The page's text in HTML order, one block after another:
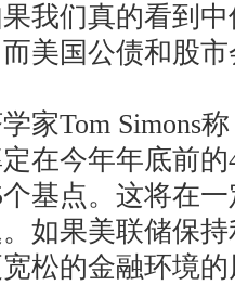
我们真的看到
美国公债和股
Tom Simons称
在今年年底前的
基点。这将在
如果美联储保
松的金融环境